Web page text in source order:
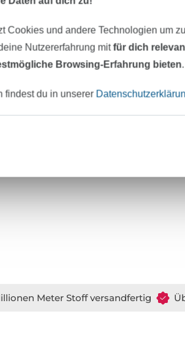
dehnbaren Stoffe
alle festen Stoffe sind auch
Meter Stoff versandfertig
Cookies und andere Technologien um
Nutzererfahrung mitfür dich
Browsing-Erfahrung bieten.
findest du in unserer